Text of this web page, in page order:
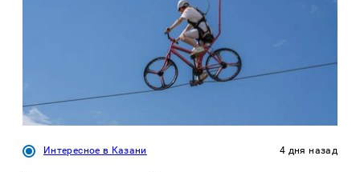
Интересное в Казани 4 дня назад